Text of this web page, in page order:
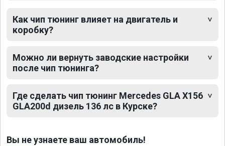
Как чип тюнинг влияет на двигатель и
коробку?
Можно ли вернуть заводские настройки
после чип тюнинга?
Где сделать чип тюнинг Mercedes GLA X156
GLA200d дизель 136 лс в Курске?
Вы не узнаете ваш автомобиль!